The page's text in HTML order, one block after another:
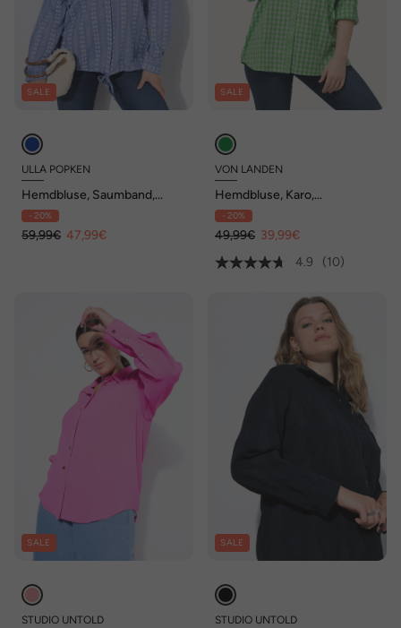
SALE
ULLA POPKEN
Hemdbluse, Saumband,
Hemdkragen, Langarm
- 20%
59,99€ 47,99€
SALE
VON LANDEN
Hemdbluse, Karo,
Hemdkragen, Langarm,
Krempelriegel
- 20%
49,99€ 39,99€
4.9
(10)
SALE
STUDIO UNTOLD
SALE
STUDIO UNTOLD